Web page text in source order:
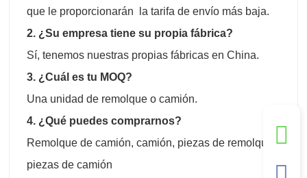
que le proporcionarán la tarifa de envío más baja.
2. ¿Su empresa tiene su propia fábrica?
Sí, tenemos nuestras propias fábricas en China.
3. ¿Cuál es tu MOQ?
Una unidad de remolque o camión.
4. ¿Qué puedes comprarnos?
Remolque de camión, camión, piezas de remolque,
piezas de camión